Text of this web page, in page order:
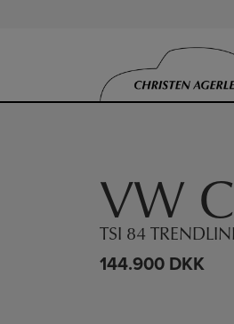
Hjem VW»VW Caddy
VW
TSI 84
144.900 DKK